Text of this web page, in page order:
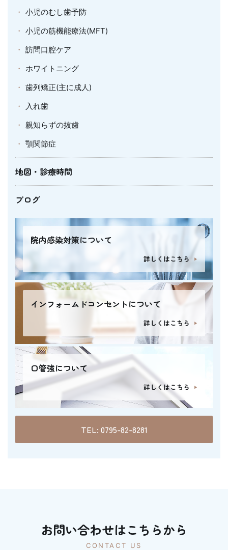
小児のむし歯予防
小児の筋機能療法(MFT)
訪問口腔ケア
ホワイトニング
歯列矯正(主に成人)
入れ歯
親知らずの抜歯
顎関節症
地図・診療時間
ブログ
院内感染対策について
詳しくはこちら
インフォームドコンセントについて
詳しくはこちら
口管強について
詳しくはこちら
TEL: 0795-82-8281
お問い合わせはこちらから
CONTACT US